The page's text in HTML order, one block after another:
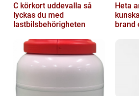
C körkort uddevalla så
lyckas du med
lastbilsbehörigheten
Heta
brand